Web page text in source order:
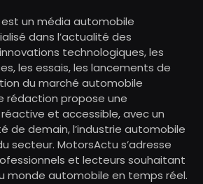
est un média automobile
dans l’actualité des
technologiques, les
les essais, les lancements de
du marché automobile
rédaction propose une
et accessible, avec un
de demain, l’industrie automobile
secteur. MotorsActu s’adresse
et lecteurs souhaitant
monde automobile en temps réel.